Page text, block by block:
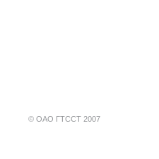
© ОАО ГТССТ 2007